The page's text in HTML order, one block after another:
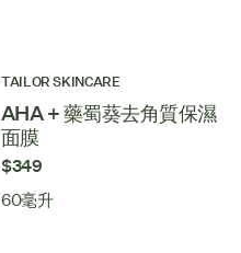
TAILOR SKINCARE
AHA + 藥蜀葵去角質保濕
面膜
$349
60毫升